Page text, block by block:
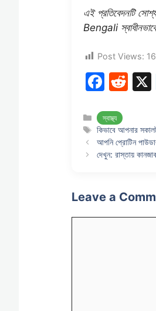
এই প্রতিবেদনটি
Bengali স্বাধীনভাবে
Post Views:
F
c
e
b
o
k
R
di
t
Categories
স্বাস্থ্য
Tags
কিভাবে আপনার
আপনি প্রোটিন
দেখুন: রাস্তায়
Leave a